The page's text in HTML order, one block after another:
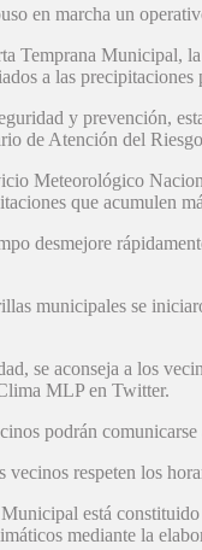
en marcha un
Temprana Municipal,
a las precipitaciones
y prevención,
de Atención del
Meteorológico
que acumulen
desmejore
municipales se
se aconseja a los
MLP en Twitter.
podrán
vecinos respeten los
está
mediante la